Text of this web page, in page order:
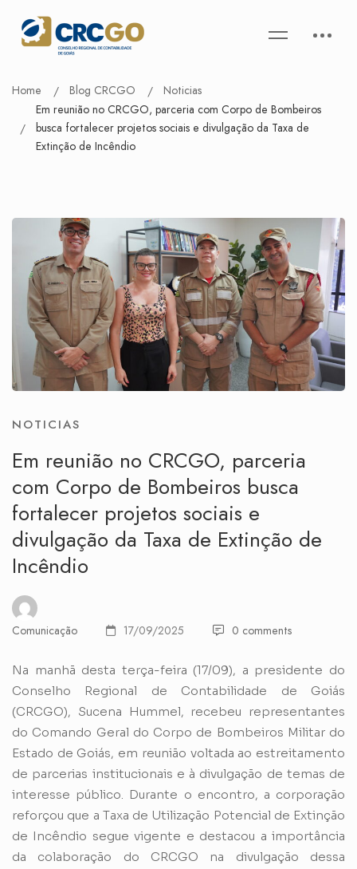
Home Blog CRCGO
Noticias
Em reunião no CRCGO, parceria com Corpo de Bombeiros
busca fortalecer projetos sociais e divulgação da Taxa de
Extinção de Incêndio
NOTICIAS
Em reunião no CRCGO, parceria
com Corpo de Bombeiros busca
fortalecer projetos sociais e
divulgação da Taxa de Extinção de
Incêndio
Comunicação 17/09/2025 0 comments
Na manhã desta terça-feira (17/09), a presidente do
Conselho Regional de Contabilidade de Goiás
(CRCGO), Sucena Hummel, recebeu representantes
do Comando Geral do Corpo de Bombeiros Militar do
Estado de Goiás, em reunião voltada ao estreitamento
de parcerias institucionais e à divulgação de temas de
interesse público. Durante o encontro, a corporação
reforçou que a Taxa de Utilização Potencial de Extinção
de Incêndio segue vigente e destacou a importância
da colaboração do CRCGO na divulgação dessa